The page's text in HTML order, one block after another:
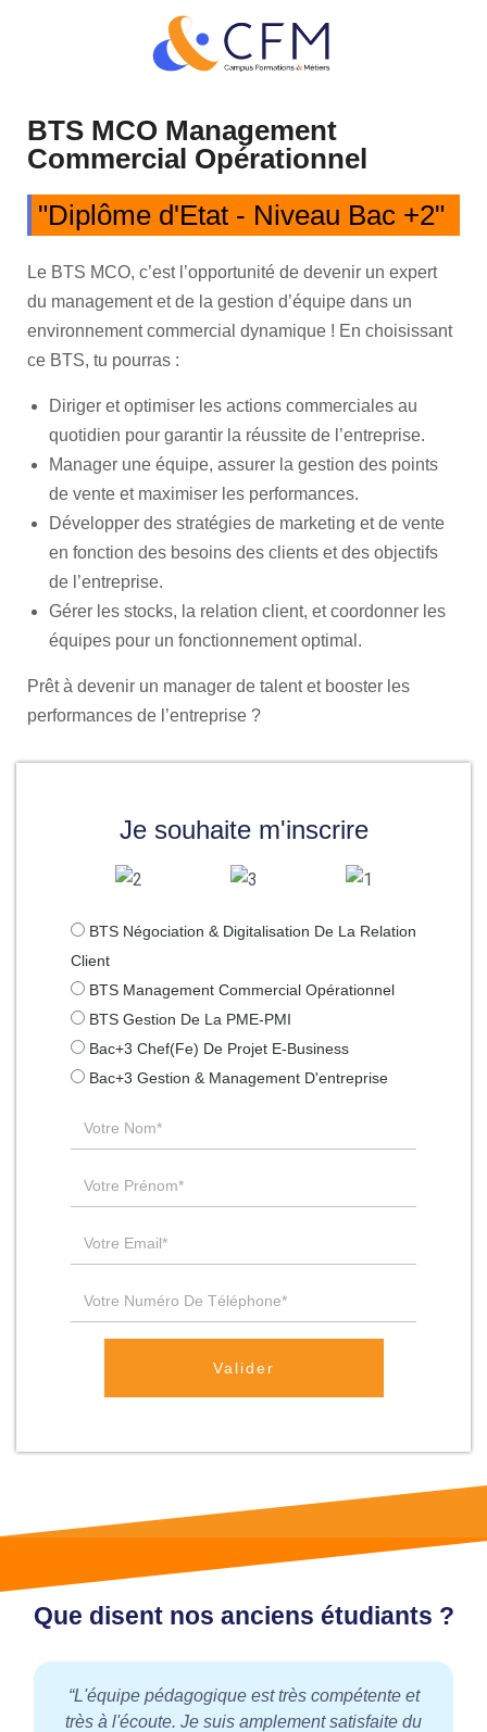
BTS MCO Management
Commercial Opérationnel
"Diplôme d'Etat - Niveau Bac +2"
Le BTS MCO, c’est l’opportunité de devenir un expert
du management et de la gestion d’équipe dans un
environnement commercial dynamique ! En choisissant
ce BTS, tu pourras :
Diriger et optimiser les actions commerciales au
quotidien pour garantir la réussite de l’entreprise.
Manager une équipe, assurer la gestion des points
de vente et maximiser les performances.
Développer des stratégies de marketing et de vente
en fonction des besoins des clients et des objectifs
de l’entreprise.
Gérer les stocks, la relation client, et coordonner les
équipes pour un fonctionnement optimal.
Prêt à devenir un manager de talent et booster les
performances de l’entreprise ?
Je souhaite m'inscrire
BTS Négociation & Digitalisation De La Relation
Client
BTS Management Commercial Opérationnel
BTS Gestion De La PME-PMI
Bac+3 Chef(fe) De Projet E-Business
Bac+3 Gestion & Management D'entreprise
Valider
Que disent nos anciens étudiants ?
“L'équipe pédagogique est très compétente et
très à l'écoute. Je suis amplement satisfaite du